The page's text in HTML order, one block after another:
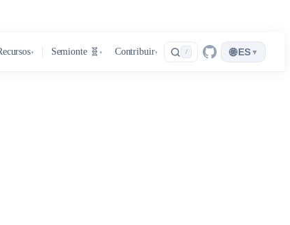
▾ Semionte 🧬 ▾ Contribuir▾ / 🌐 ES ▾